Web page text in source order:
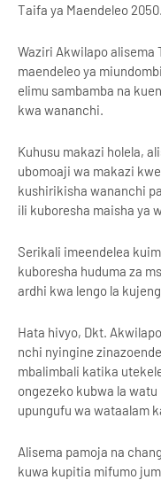
Taifa ya Maendeleo 2050.
Waziri Akwilapo
maendeleo ya
elimu sambamba na
kwa wananchi.
Kuhusu makazi holela,
ubomoaji wa makazi
kushirikisha wananchi
ili kuboresha maisha ya
Serikali imeendelea
kuboresha huduma za
ardhi kwa lengo la
Hata hivyo, Dkt.
nchi nyingine
mbalimbali katika
ongezeko kubwa la
upungufu wa wataalam
Alisema pamoja na
kuwa kupitia mifumo